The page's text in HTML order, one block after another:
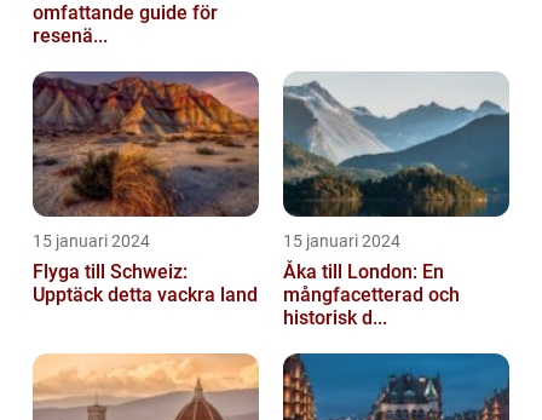
omfattande guide för
resenä...
15 januari 2024
Flyga till Schweiz:
Upptäck detta vackra land
15 januari 2024
Åka till London: En
mångfacetterad och
historisk d...